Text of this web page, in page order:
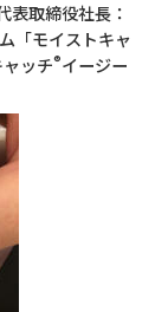
取締役社長：
「モイストキャ
ッチ®イージー